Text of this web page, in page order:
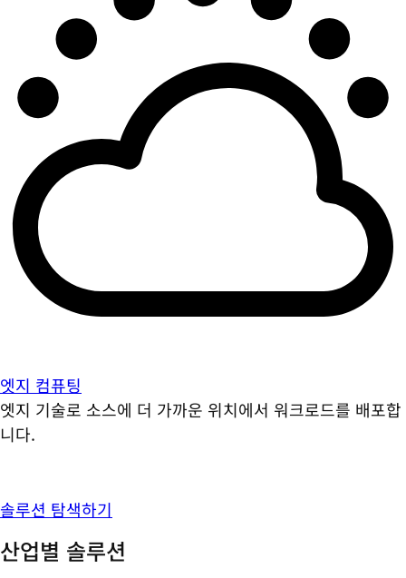
엣지 컴퓨팅
엣지 기술로 소스에 더 가까운 위치에서 워크로드를 배포합
니다.
솔루션 탐색하기
산업별 솔루션